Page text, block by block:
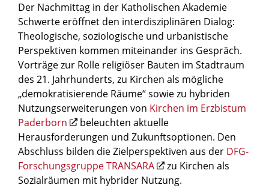
Der Nachmittag in der Katholischen Akademie
Schwerte eröffnet den interdisziplinären Dialog:
Theologische, soziologische und urbanistische
Perspektiven kommen miteinander ins Gespräch.
Vorträge zur Rolle religiöser Bauten im Stadtraum
des 21. Jahrhunderts, zu Kirchen als mögliche
„demokratisierende Räume“ sowie zu hybriden
Nutzungserweiterungen von Kirchen im Erzbistum
Paderborn
beleuchten aktuelle
Herausforderungen und Zukunftsoptionen. Den
Abschluss bilden die Zielperspektiven aus der DFG-
Forschungsgruppe TRANSARA
zu Kirchen als
Sozialräumen mit hybrider Nutzung.